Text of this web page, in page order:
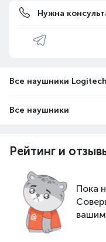
Нужна
Все наушники Logitech
Все наушники
Рейтинг и
Пока